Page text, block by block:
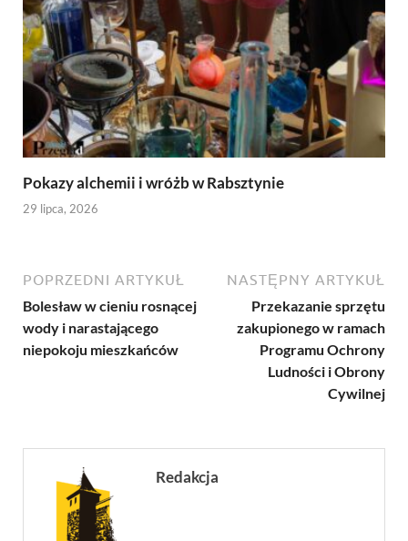
Pokazy alchemii i wróżb w Rabsztynie
29 lipca, 2026
POPRZEDNI ARTYKUŁ
Bolesław w cieniu rosnącej
wody i narastającego
niepokoju mieszkańców
NASTĘPNY ARTYKUŁ
Przekazanie sprzętu
zakupionego w ramach
Programu Ochrony
Ludności i Obrony
Cywilnej
Redakcja